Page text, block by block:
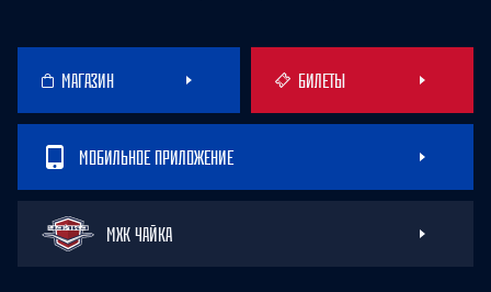
МАГАЗИН БИЛЕТЫ
МОБИЛЬНОЕ ПРИЛОЖЕНИЕ
МХК ЧАЙКА